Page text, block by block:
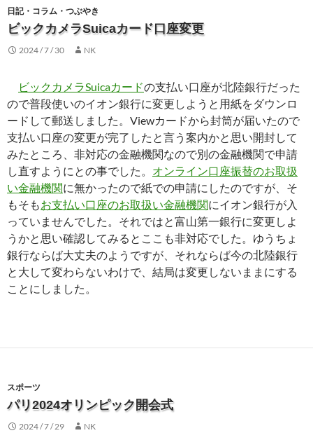
日記・コラム・つぶやき
ビックカメラSuicaカード口座変更
2024 / 7 / 30 NK
ビックカメラSuicaカードの支払い口座が北陸銀行だった
ので普段使いのイオン銀行に変更しようと用紙をダウンロ
ードして郵送しました。Viewカードから封筒が届いたので
支払い口座の変更が完了したと言う案内かと思い開封して
みたところ、非対応の金融機関なので別の金融機関で申請
し直すようにとの事でした。 オンライン口座振替のお取扱
い金融機関に無かったので紙での申請にしたのですが、そ
もそもお支払い口座のお取扱い金融機関にイオン銀行が入
っていませんでした。それではと富山第一銀行に変更しよ
うかと思い確認してみるとここも非対応でした。ゆうちょ
銀行ならば大丈夫のようですが、それならば今の北陸銀行
と大して変わらないわけで、結局は変更しないままにする
ことにしました。
スポーツ
パリ2024オリンピック開会式
2024 / 7 / 29 NK